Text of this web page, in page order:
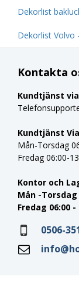
Dekorlist
Dekorlist Volvo
Kontakta
Kundtjänst
Kundtjänst
Mån-Torsdag
Fredag 06:00-
Kontor och
Mån -Torsdag
Fredag 06:00 -
0506-